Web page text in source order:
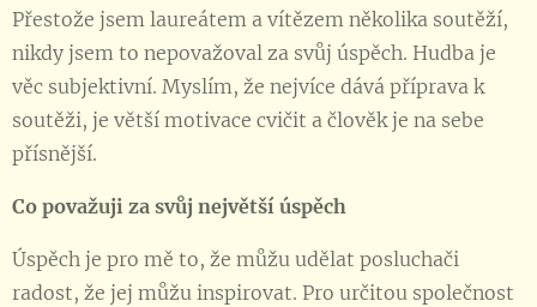
Přestože jsem laureátem a vítězem několika soutěží,
nikdy jsem to nepovažoval za svůj úspěch. Hudba je
věc subjektivní. Myslím, že nejvíce dává příprava k
soutěži, je větší motivace cvičit a člověk je na sebe
přísnější.
Co považuji za svůj největší úspěch
Úspěch je pro mě to, že můžu udělat posluchači
radost, že jej můžu inspirovat. Pro určitou společnost